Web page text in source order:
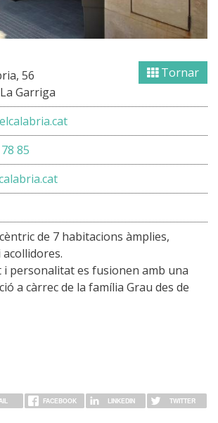
Tornar
56
Garriga
85
de 7 habitacions àmplies,
personalitat es fusionen amb una
a càrrec de la família Grau des de
FACEBOOK LINKEDIN TWITTER